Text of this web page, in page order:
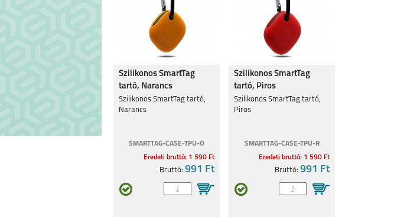
REALME 9 5G REALME C35
EXPLORER MASTER
Szilikonos SmartTag
tartó, Narancs
Szilikonos SmartTag tartó,
Narancs
SMARTTAG-CASE-TPU-O
Eredeti bruttó: 1 590 Ft
Bruttó: 991 Ft
Szilikonos SmartTag
tartó, Piros
Szilikonos SmartTag tartó,
Piros
SMARTTAG-CASE-TPU-R
Eredeti bruttó: 1 590 Ft
Bruttó: 991 Ft